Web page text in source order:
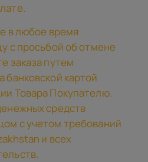
в любое время
с просьбой об отмене
заказа путем
банковской картой
Товара Покупателю.
средств
с учетом требований
и всех